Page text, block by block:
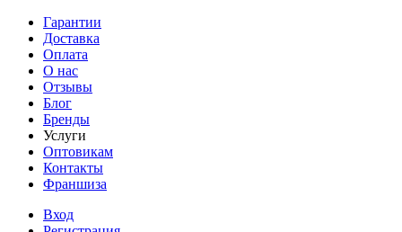
Гарантии
Доставка
Оплата
О нас
Отзывы
Блог
Бренды
Услуги
Оптовикам
Контакты
Франшиза
Вход